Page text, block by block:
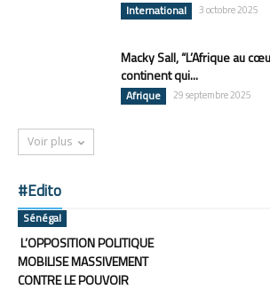
International 3 octobre 2025
Macky Sall, “L’Afrique au
continent qui...
Afrique 29 septembre 2025
Voir plus
#Edito
Sénégal
L’OPPOSITION POLITIQUE
MOBILISE MASSIVEMENT
CONTRE LE POUVOIR